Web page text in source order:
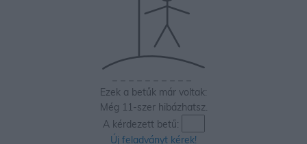
Ezek a betűk már voltak:
Még 11-szer hibázhatsz.
A kérdezett betű:
Új feladványt kérek!